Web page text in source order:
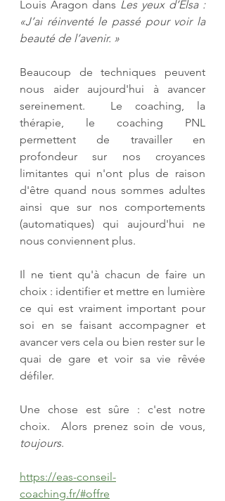
Louis Aragon dans Les yeux d’Elsa :
«J’ai réinventé le passé pour voir la
beauté de l’avenir. »
Beaucoup de techniques peuvent
nous aider aujourd'hui à avancer
sereinement.  Le coaching, la
thérapie, le coaching PNL
permettent de travailler en
profondeur sur nos croyances
limitantes qui n'ont plus de raison
d'être quand nous sommes adultes
ainsi que sur nos comportements
(automatiques) qui aujourd'hui ne
nous conviennent plus.
Il ne tient qu'à chacun de faire un
choix : identifier et mettre en lumière
ce qui est vraiment important pour
soi en se faisant accompagner et
avancer vers cela ou bien rester sur le
quai de gare et voir sa vie rêvée
défiler.
Une chose est sûre : c'est notre
toujours.
https://eas-conseil-
coaching.fr/#offre